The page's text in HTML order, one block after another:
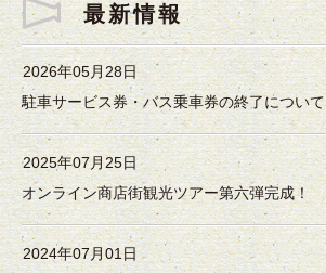
最新情報
2026年05月28日
駐車サービス券・バス乗車券の終了について
2025年07月25日
オンライン商店街観光ツアー第六弾完成！
2024年07月01日